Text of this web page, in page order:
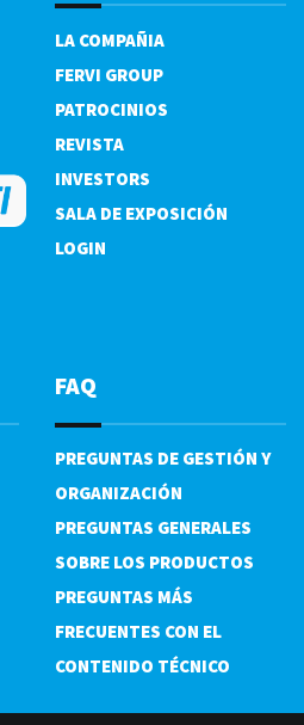
LA COMPAÑIA
FERVI GROUP
PATROCINIOS
REVISTA
INVESTORS
SALA DE EXPOSICIÓN
LOGIN
FAQ
PREGUNTAS DE GESTIÓN Y
ORGANIZACIÓN
PREGUNTAS GENERALES
SOBRE LOS PRODUCTOS
PREGUNTAS MÁS
FRECUENTES CON EL
CONTENIDO TÉCNICO